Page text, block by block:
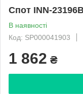
Спот INN-
В наявності
Код: SP000041903
1 862 ₴